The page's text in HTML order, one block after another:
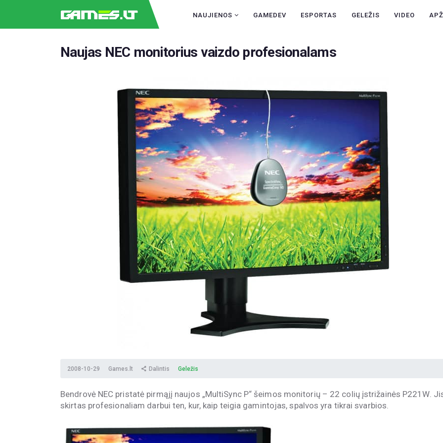
NAUJIENOS GAMEDEV ESPORTAS GELEŽIS VIDEO
NAUJIENOS
ESPORTAS
VIDEO
APŽVALGOS
ŽAIDIMAI
Naujas NEC monitorius vaizdo profesionalams
2008-10-29 Games.lt Dalintis Geležis
Bendrovė NEC pristatė pirmąjį naujos „MultiSync P“ šeimos monitorių – 22 colių įstrižainės P221W.
skirtas profesionaliam darbui ten, kur, kaip teigia gamintojas, spalvos yra tikrai svarbios.